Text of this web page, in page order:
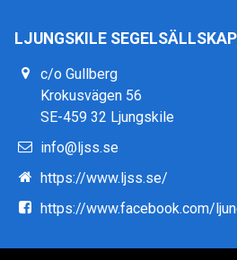
LJUNGSKILE SEGELSÄLLSKAP
c/o Gullberg
Krokusvägen 56
SE-459 32 Ljungskile
info@ljss.se
https://www.ljss.se/
https://www.facebook.com/